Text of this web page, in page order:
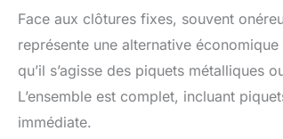
Face aux clôtures fixes, souvent
représente une alternative
qu’il s’agisse des piquets
L’ensemble est complet, incluant
immédiate.